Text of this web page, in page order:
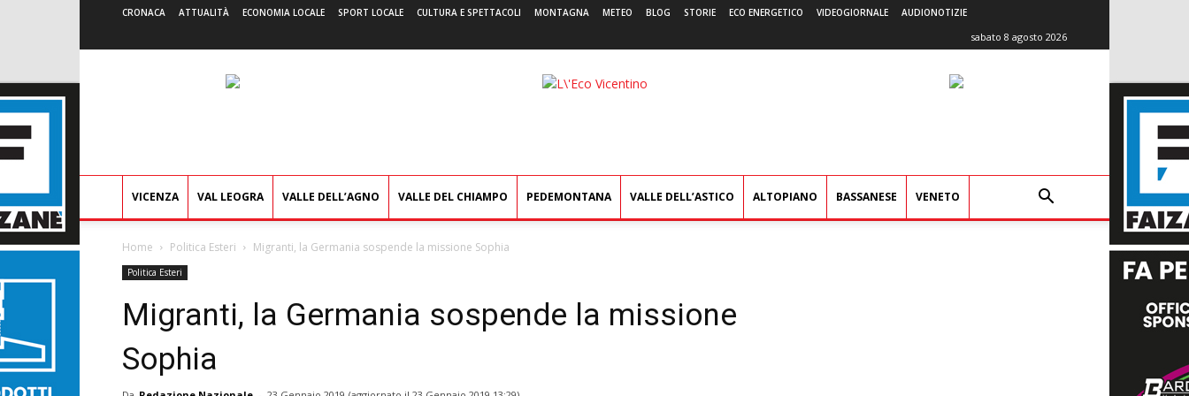
CRONACA ATTUALITÀ ECONOMIA LOCALE SPORT LOCALE CULTURA E SPETTACOLI MONTAGNA METEO BLOG STORIE ECO ENERGETICO VIDEOGIORNALE AUDIONOTIZIE
sabato 8 agosto 2026
L'Eco
VICENZA VAL LEOGRA VALLE DELL’AGNO VALLE DEL CHIAMPO PEDEMONTANA VALLE DELL’ASTICO ALTOPIANO BASSANESE VENETO
Home Politica Esteri Migranti, la Germania sospende la missione Sophia
Politica Esteri
Migranti, la Germania sospende la missione
Sophia